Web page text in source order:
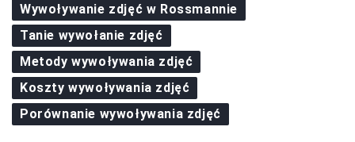
Wywoływanie zdjęć w Rossmannie
Tanie wywołanie zdjęć
Metody wywoływania zdjęć
Koszty wywoływania zdjęć
Porównanie wywoływania zdjęć